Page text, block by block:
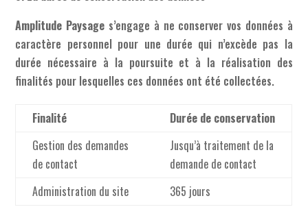
Amplitude Paysage s’engage à ne conserver vos données à
caractère personnel pour une durée qui n’excède pas la
durée nécessaire à la poursuite et à la réalisation des
finalités pour lesquelles ces données ont été collectées.
Finalité
Durée de conservation
Gestion des demandes
de contact
Jusqu’à traitement de la
demande de contact
Administration du site
365 jours